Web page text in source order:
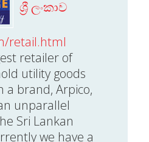
ශ්‍රී ලංකාව
retail.html
retailer of
utility goods
a brand, Arpico,
unparallel
Sri Lankan
we have a